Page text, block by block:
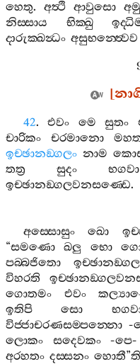
හෙතු. අත්‍ථි ආවුසො
නිස‍්සාය
භික‍්ඛු
දාරුක‍්ඛන්‍ධං අසුභන‍්ත්‍වෙව
[
42.එවං මෙ සුතං
චාරිකං
චරමානො
ඉච‍්ඡානඞ‍්ගලං නාම
තත්‍ර
සුදං භගවා
ඉච‍්ඡානඞ‍්ගලවනසණ‍්ඩෙ.
අස‍්සොසුං ඛො
“සමණො ඛලු භො
පබ‍්බජිතො
විහරති
ගොතමං
එවං
ඉතිපි
සො
විජ‍්ජාචරණසම‍්පන‍්නො -
ලොකං
සදෙවකං-පෙ
අරහතං දස‍්සනං හොතී”ති